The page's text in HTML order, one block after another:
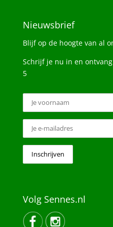
Nieuwsbrief
Blijf op de hoogte van al
Schrijf je nu in en
5
Volg Sennes.nl